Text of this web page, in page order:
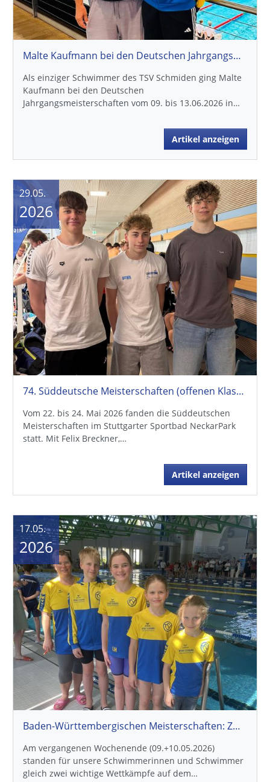
Malte Kaufmann bei den Deutschen Jahrgangsmeisterschaften in Berlin
Als einziger Schwimmer des TSV Schmiden ging Malte
Kaufmann bei den Deutschen
Jahrgangsmeisterschaften vom 09. bis 13.06.2026 in…
Artikel anzeigen
74. Süddeutsche Meisterschaften (offenen Klasse + Jahrgangsmeisterschaften)
Vom 22. bis 24. Mai 2026 fanden die Süddeutschen
Meisterschaften im Stuttgarter Sportbad NeckarPark
statt. Mit Felix Breckner,…
Artikel anzeigen
29.05.
2026
Baden-Württembergischen Meisterschaften: Zwei Wettkämpfe, viele Bestzeiten
Am vergangenen Wochenende (09.+10.05.2026)
standen für unsere Schwimmerinnen und Schwimmer
gleich zwei wichtige Wettkämpfe auf dem…
17.05.
2026